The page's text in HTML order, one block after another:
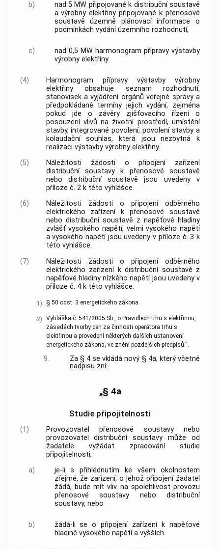
b)
nad 5 MW připojované k distribuční soustavě
a výrobny elektřiny připojované k přenosové
soustavě územně plánovací informace o
podmínkách vydání územního rozhodnutí,
c)
nad 0,5 MW harmonogram přípravy výstavby
výrobny elektřiny.
(4)
Harmonogram přípravy výstavby výrobny
elektřiny obsahuje seznam rozhodnutí,
stanovisek a vyjádření orgánů veřejné správy a
předpokládané termíny jejich vydání, zejména
pokud jde o závěry zjišťovacího řízení o
posouzení vlivů na životní prostředí, umístění
stavby, integrované povolení, povolení stavby a
kolaudační souhlas, která jsou nezbytná k
realizaci výstavby výrobny elektřiny.
(5)
Náležitosti žádosti o připojení zařízení
distribuční soustavy k přenosové soustavě
nebo distribuční soustavě jsou uvedeny v
příloze č. 2 k této vyhlášce.
(6)
Náležitosti žádosti o připojení odběrného
elektrického zařízení k přenosové soustavě
nebo distribuční soustavě z napěťové hladiny
zvlášť vysokého napětí, velmi vysokého napětí
a vysokého napětí jsou uvedeny v příloze č. 3 k
této vyhlášce.
(7)
Náležitosti žádosti o připojení odběrného
elektrického zařízení k distribuční soustavě z
napěťové hladiny nízkého napětí jsou uvedeny v
příloze č. 4 k této vyhlášce.
1) § 50 odst. 3 energetického zákona.
2)
Vyhláška č. 541/2005 Sb., o Pravidlech trhu s elektřinou,
zásadách tvorby cen za činnosti operátora trhu s
elektřinou a provedení některých dalších ustanovení
energetického zákona, ve znění pozdějších předpisů.“.
9.
Za § 4 se vkládá nový § 4a, který včetně
nadpisu zní:
„§ 4a
Studie připojitelnosti
(1)
Provozovatel přenosové soustavy nebo
provozovatel distribuční soustavy může od
žadatele vyžádat zpracování studie
připojitelnosti,
a)
je-li s přihlédnutím ke všem okolnostem
zřejmé, že zařízení, o jehož připojení žadatel
žádá, bude mít vliv na spolehlivost provozu
přenosové soustavy nebo distribuční
soustavy, nebo
b)
žádá-li se o připojení zařízení k napěťové
hladině vysokého napětí a vyšších.